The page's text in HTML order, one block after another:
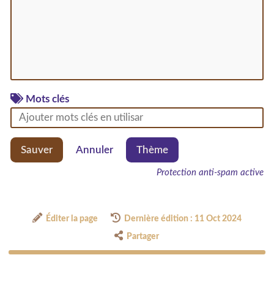
Mots clés
Sauver Annuler Thème
Protection anti-spam active
Éditer la page Dernière édition : 11 Oct 2024
Partager